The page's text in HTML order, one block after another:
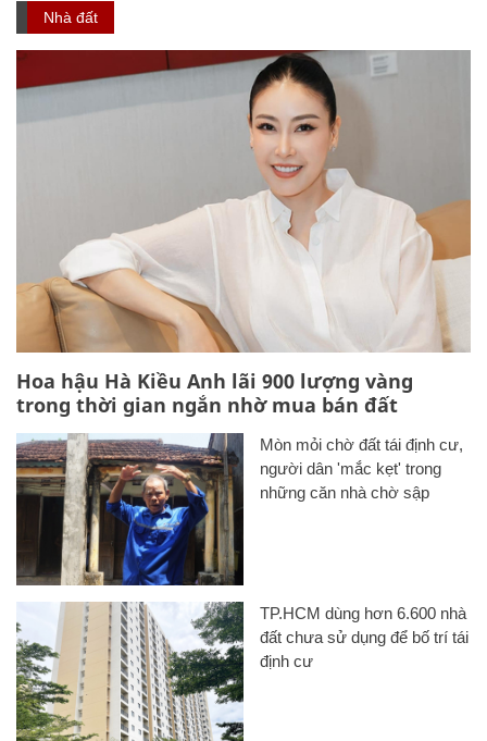
Nhà đất
Hoa hậu Hà Kiều Anh lãi 900 lượng vàng
trong thời gian ngắn nhờ mua bán đất
Mòn mỏi chờ đất tái định cư,
người dân 'mắc kẹt' trong
những căn nhà chờ sập
TP.HCM dùng hơn 6.600 nhà
đất chưa sử dụng để bố trí tái
định cư